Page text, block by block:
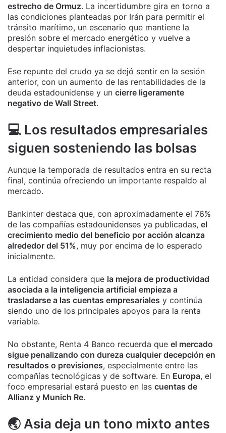
estrecho de Ormuz. La incertidumbre gira en torno a
las condiciones planteadas por Irán para permitir el
tránsito marítimo, un escenario que mantiene la
presión sobre el mercado energético y vuelve a
despertar inquietudes inflacionistas.
Ese repunte del crudo ya se dejó sentir en la sesión
anterior, con un aumento de las rentabilidades de la
deuda estadounidense y un cierre ligeramente
negativo de Wall Street.
💻 Los resultados empresariales
siguen sosteniendo las bolsas
Aunque la temporada de resultados entra en su recta
final, continúa ofreciendo un importante respaldo al
mercado.
Bankinter destaca que, con aproximadamente el 76%
de las compañías estadounidenses ya publicadas, el
crecimiento medio del beneficio por acción alcanza
alrededor del 51%, muy por encima de lo esperado
inicialmente.
La entidad considera que la mejora de productividad
asociada a la inteligencia artificial empieza a
trasladarse a las cuentas empresariales y continúa
siendo uno de los principales apoyos para la renta
variable.
No obstante, Renta 4 Banco recuerda que el mercado
sigue penalizando con dureza cualquier decepción en
resultados o previsiones, especialmente entre las
compañías tecnológicas y de software. En Europa, el
foco empresarial estará puesto en las cuentas de
Allianz y Munich Re.
🌏 Asia deja un tono mixto antes